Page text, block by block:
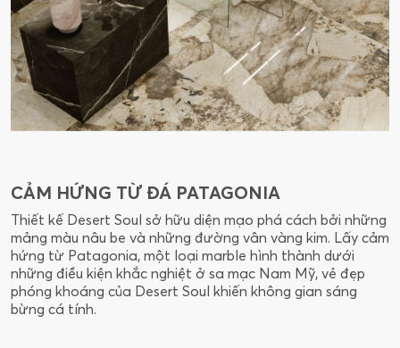
CẢM HỨNG TỪ ĐÁ PATAGONIA
Thiết kế Desert Soul sở hữu diện mạo phá cách bởi những
mảng màu nâu be và những đường vân vàng kim. Lấy cảm
hứng từ Patagonia, một loại marble hình thành dưới
những điều kiện khắc nghiệt ở sa mạc Nam Mỹ, vẻ đẹp
phóng khoáng của Desert Soul khiến không gian sáng
bừng cá tính.